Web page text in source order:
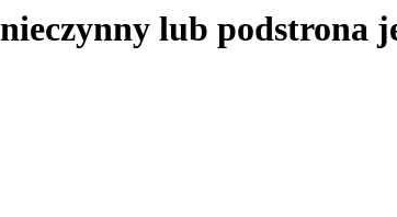
lub podstrona